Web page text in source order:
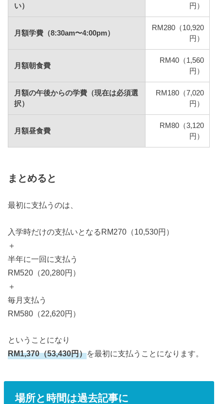
い）
円）
月額学費（8:30am〜4:00pm）
RM280（10,920
円）
月額朝食費
RM40（1,560
円）
月額の午後からの学費（現在は必須選
択）
RM180（7,020
円）
月額昼食費
RM80（3,120
円）
まとめると
最初に支払うのは、
入学時だけの支払いとなるRM270（10,530円）
＋
半年に一回に支払う
RM520（20,280円）
＋
毎月支払う
RM580（22,620円）
ということになり
RM1,370（53,430円）を最初に支払うことになります。
場所と時間は過去記事に